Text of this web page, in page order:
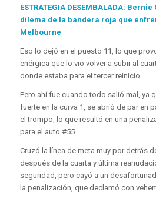
ESTRATEGIA DESEMBALADA:
dilema de la bandera roja que
Melbourne
Eso lo dejó en el puesto 11, lo que
enérgica que lo vio volver a subir al
donde estaba para el tercer reinicio.
Pero ahí fue cuando todo salió mal, ya
fuerte en la curva 1, se abrió de par en
el trompo, lo que resultó en una
para el auto #55.
Cruzó la línea de meta muy por detrás
después de la cuarta y última
seguridad, pero cayó a un
la penalización, que declamó con